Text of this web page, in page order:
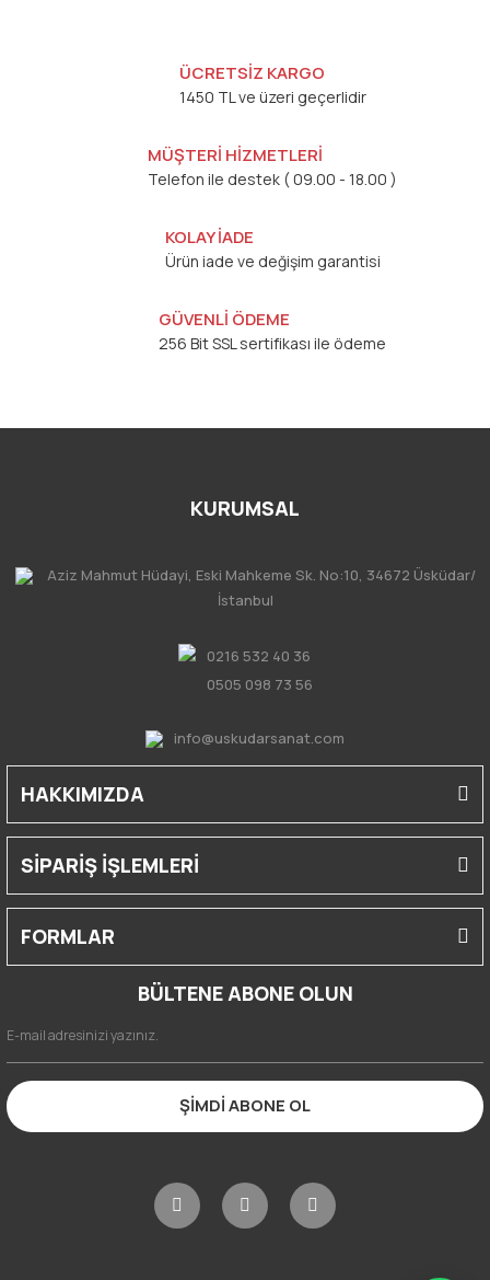
ÜCRETSİZ KARGO
1450 TL ve üzeri geçerlidir
MÜŞTERİ HİZMETLERİ
Telefon ile destek ( 09.00 - 18.00 )
KOLAY İADE
Ürün iade ve değişim garantisi
GÜVENLİ ÖDEME
256 Bit SSL sertifikası ile ödeme
KURUMSAL
Aziz Mahmut Hüdayi, Eski Mahkeme Sk. No:10, 34672 Üsküdar/
İstanbul
0216 532 40 36
0505 098 73 56
info@uskudarsanat.com
HAKKIMIZDA
SİPARİŞ İŞLEMLERİ
FORMLAR
BÜLTENE ABONE OLUN
ŞİMDİ ABONE OL